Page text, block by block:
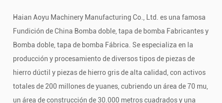
Haian Aoyu Machinery Manufacturing Co., Ltd. es una famosa
Fundición de China Bomba doble, tapa de bomba Fabricantesy
Bomba doble, tapa de bomba Fábrica. Se especializa en la
producción y procesamiento de diversos tipos de piezas de
hierro dúctil y piezas de hierro gris de alta calidad, con activos
totales de 200 millones de yuanes, cubriendo un área de 70 mu,
un área de construcción de 30.000 metros cuadrados y una